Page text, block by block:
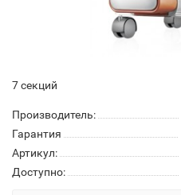
7 секций
Производитель:
Гарантия
Артикул:
Доступно: